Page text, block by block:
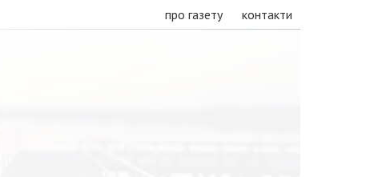
про газету контакти